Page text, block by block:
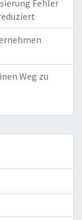
Fehler
Weg zu